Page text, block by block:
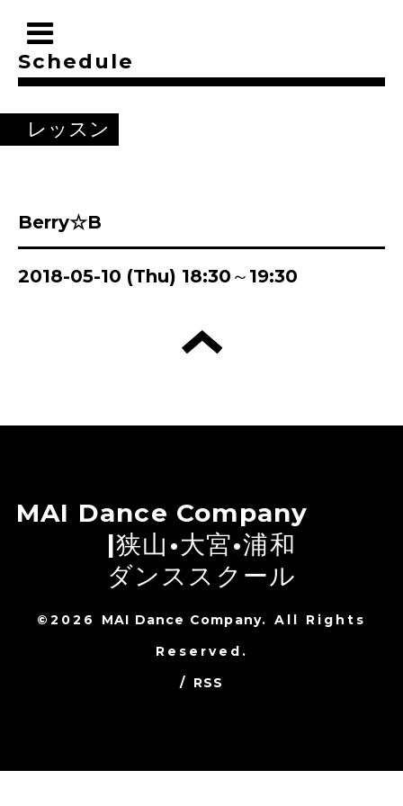
Schedule
レッスン
Berry☆B
2018-05-10 (Thu) 18:30～19:30
MAI Dance Company
|狭山•大宮•浦和
ダンススクール
©2026 MAI Dance Company. All Rights
Reserved.
/ RSS